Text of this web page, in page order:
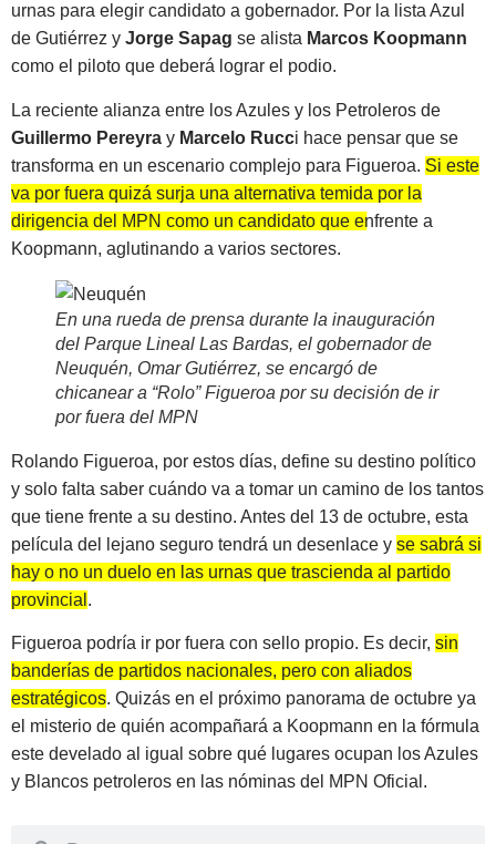
urnas para elegir candidato a gobernador. Por la lista Azul
de Gutiérrez y Jorge Sapag se alista Marcos Koopmann
como el piloto que deberá lograr el podio.
La reciente alianza entre los Azules y los Petroleros de
Guillermo Pereyra y Marcelo Rucci hace pensar que se
transforma en un escenario complejo para Figueroa. Si este
va por fuera quizá surja una alternativa temida por la
dirigencia del MPN como un candidato que enfrente a
Koopmann, aglutinando a varios sectores.
En una rueda de prensa durante la inauguración
del Parque Lineal Las Bardas, el gobernador de
Neuquén, Omar Gutiérrez, se encargó de
chicanear a “Rolo” Figueroa por su decisión de ir
por fuera del MPN
Rolando Figueroa, por estos días, define su destino político
y solo falta saber cuándo va a tomar un camino de los tantos
que tiene frente a su destino. Antes del 13 de octubre, esta
película del lejano seguro tendrá un desenlace y se sabrá si
hay o no un duelo en las urnas que trascienda al partido
provincial .
Figueroa podría ir por fuera con sello propio. Es decir, sin
banderías de partidos nacionales, pero con aliados
estratégicos. Quizás en el próximo panorama de octubre ya
el misterio de quién acompañará a Koopmann en la fórmula
este develado al igual sobre qué lugares ocupan los Azules
y Blancos petroleros en las nóminas del MPN Oficial.